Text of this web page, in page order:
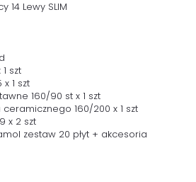
14 Lewy SLIM
szt
1 szt
160/90 st x 1 szt
160/200 x 1 szt
x 2 szt
zestaw 20 płyt + akcesoria